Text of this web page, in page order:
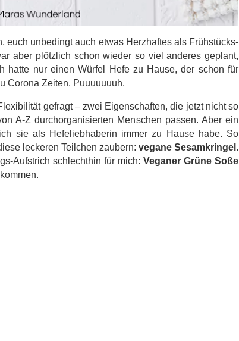
euch unbedingt auch etwas Herzhaftes als Frühstücks-
aber plötzlich schon wieder so viel anderes geplant,
hatte nur einen Würfel Hefe zu Hause, der schon für
Corona Zeiten. Puuuuuuuh.
gefragt – zwei Eigenschaften, die jetzt nicht so
A-Z durchorganisierten Menschen passen. Aber ein
sie als Hefeliebhaberin immer zu Hause habe. So
leckeren Teilchen zaubern: vegane Sesamkringel .
Aufstrich schlechthin für mich: Veganer Grüne Soße